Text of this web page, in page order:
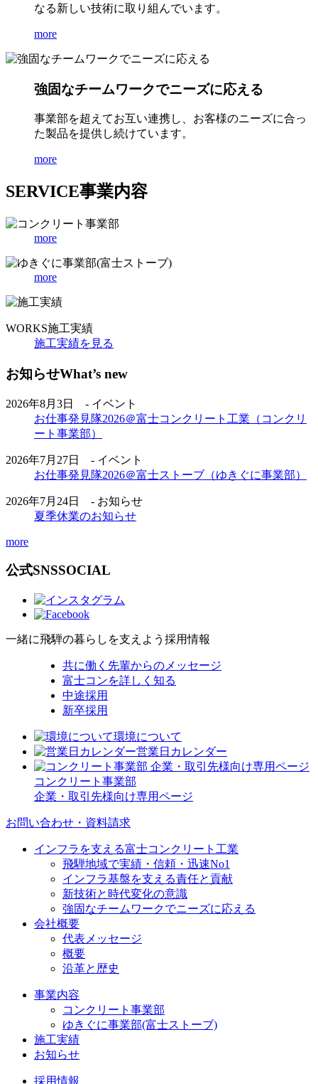
なる新しい技術に取り組んでいます。
more
強固なチームワークでニーズに応える
事業部を超えてお互い連携し、お客様のニーズに合っ
た製品を提供し続けています。
more
SERVICE事業内容
more
more
WORKS施工実績
施工実績を見る
お知らせWhat’s new
2026年8月3日 - イベント
お仕事発見隊2026＠富士コンクリート工業（コンクリ
ート事業部）
2026年7月27日 - イベント
お仕事発見隊2026＠富士ストーブ（ゆきぐに事業部）
2026年7月24日 - お知らせ
夏季休業のお知らせ
more
公式SNSSOCIAL
一緒に飛騨の暮らしを支えよう 採用情報
共に働く先輩からのメッセージ
富士コンを詳しく知る
中途採用
新卒採用
環境について
営業日カレンダー
コンクリート事業部
企業・取引先様向け専用ページ
お問い合わせ・資料請求
インフラを支える富士コンクリート工業
飛騨地域で実績・信頼・迅速No1
インフラ基盤を支える責任と貢献
新技術と時代変化の意識
強固なチームワークでニーズに応える
会社概要
代表メッセージ
概要
沿革と歴史
事業内容
コンクリート事業部
ゆきぐに事業部(富士ストーブ)
施工実績
お知らせ
採用情報